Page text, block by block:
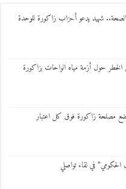
والصحة.. شهيد يدعو أحزاب زاكورة للوحدة
حول أزمة مياه الواحات بزاكورة
مصلحة زاكورة فوق كل اعتبار
في لقاء تواصلي